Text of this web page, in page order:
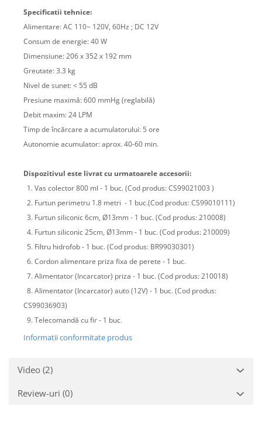
Specificatii tehnice:
Alimentare: AC 110~ 120V, 60Hz ; DC 12V
Consum de energie: 40 W
Dimensiune: 206 x 352 x 192 mm
Greutate: 3.3 kg
Nivel de sunet: < 55 dB
Presiune maximă: 600 mmHg (reglabilă)
Debit maxim: 24 LPM
Timp de încărcare a acumulatorului: 5 ore
Autonomie acumulator: aprox. 40-60 min.
Dispozitivul este livrat cu urmatoarele accesorii:
1. Vas colector 800 ml - 1 buc. (Cod produs: CS99021003 )
2. Furtun perimetru 1.8 metri - 1 buc.(Cod produs: CS99010111)
3. Furtun siliconic 6cm, Ø13mm - 1 buc. (Cod produs: 210008)
4. Furtun siliconic 25cm, Ø13mm - 1 buc. (Cod produs: 210009)
5. Filtru hidrofob - 1 buc. (Cod produs: BR99030301)
6. Cordon alimentare priza fixa de perete - 1 buc.
7. Alimentator (Incarcator) priza - 1 buc. (Cod produs: 210018)
8. Alimentator (Incarcator) auto (12V) - 1 buc. (Cod produs:
CS99036903)
9. Telecomandă cu fir - 1 buc.
Informatii conformitate produs
Video (2)
Review-uri (0)